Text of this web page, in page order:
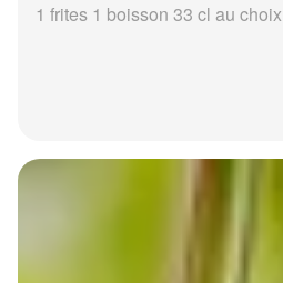
1 frites 1 boisson 33 cl au choix